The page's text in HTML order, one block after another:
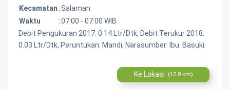
Kecamatan : Salaman
Waktu
:07:00 - 07:00 WIB
Debit Pengukuran 2017: 0.14 Ltr/Dtk, Debit Terukur 2018:
0.03 Ltr/Dtk, Peruntukan: Mandi, Narasumber: Ibu. Basuki
Ke Lokasi (12.8 km)